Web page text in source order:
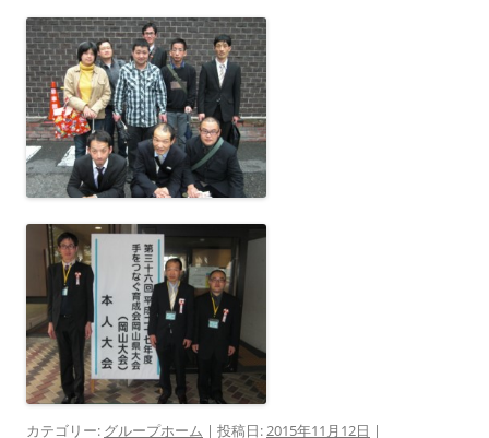
カテゴリー: グループホーム | 投稿日:2015年11月12日 |